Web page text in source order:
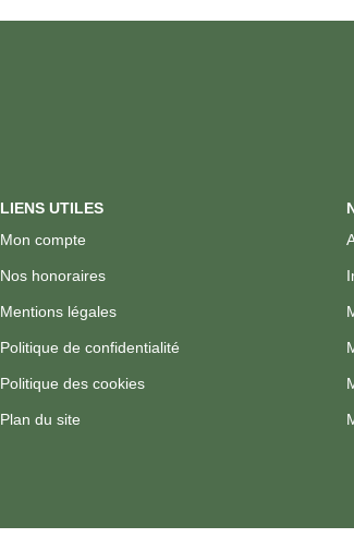
LIENS UTILES
Mon compte
Nos honoraires
Mentions légales
Politique de confidentialité
Politique des cookies
Plan du site